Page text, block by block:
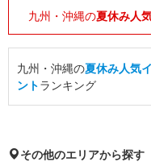
九州・沖縄の夏休み人
九州・沖縄の夏休み人気
ントランキング
その他のエリアから探す